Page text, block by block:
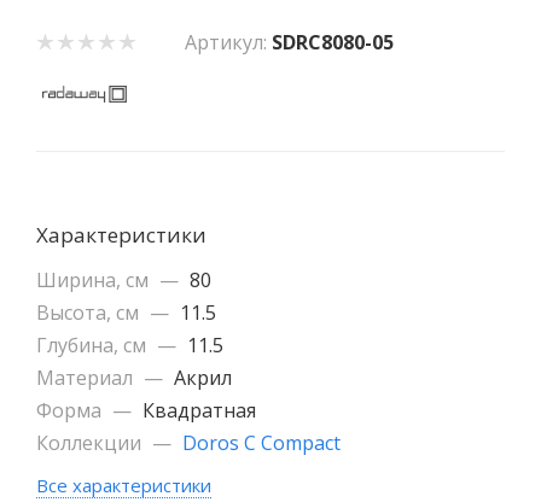
Артикул: SDRC8080-05
Характеристики
Ширина, см — 80
Высота, см — 11.5
Глубина, см — 11.5
Материал — Акрил
Форма — Квадратная
Коллекции — Doros C Compact
Все характеристики